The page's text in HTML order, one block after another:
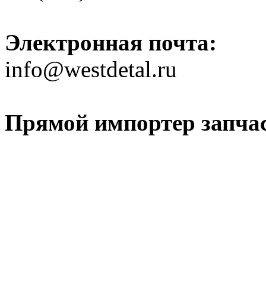
Электронная почта:
info@westdetal.ru
Прямой импортер